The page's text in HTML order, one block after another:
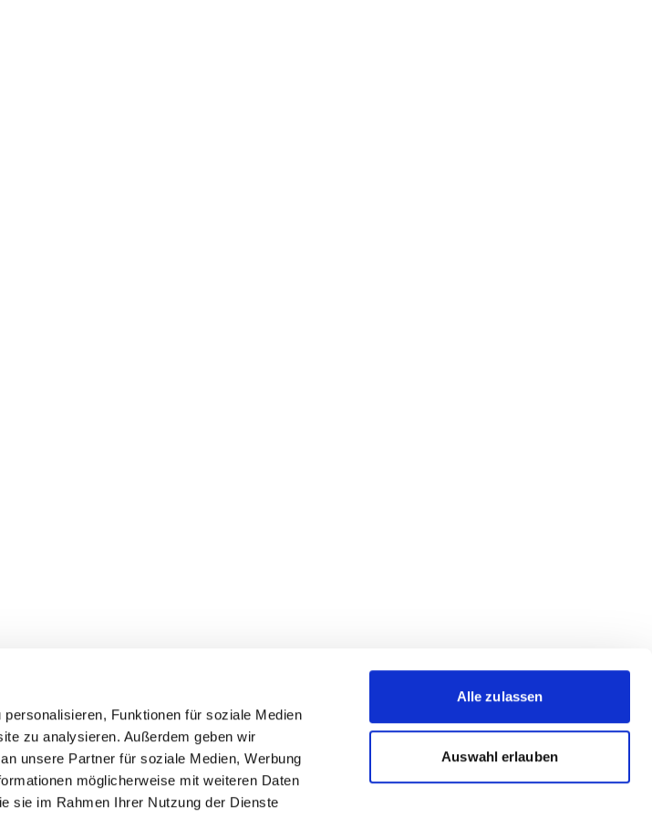
Funktionen für soziale Medien
zu analysieren. Außerdem geben wir
unsere Partner für soziale Medien, Werbung
möglicherweise mit weiteren Daten
sie im Rahmen Ihrer Nutzung der Dienste
Alle zulassen
Auswahl erlauben